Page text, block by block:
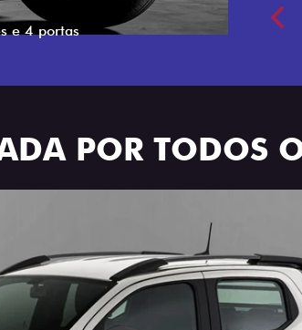
POR TODOS